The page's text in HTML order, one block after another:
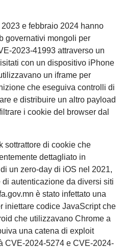
e febbraio 2024 hanno
governativi mongoli per
2023-41993 attraverso un
con un dispositivo iPhone
un iframe per
che eseguiva controlli di
e distribuire un altro payload
i cookie del browser dal
sottrattore di cookie che
dettagliato in
un zero-day di iOS nel 2021,
autenticazione da diversi siti
è stato infettato una
iniettare codice JavaScript che
che utilizzavano Chrome a
una catena di exploit
CVE-2024-5274 e CVE-2024-